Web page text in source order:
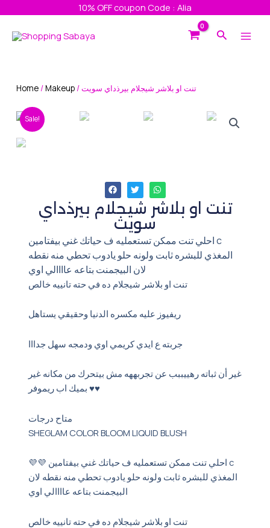
content
10% OFF coupon Code : Alia
Search
تنت او بلاشر شيجلام بيرذداي
سويت
احلي تنت ممكن تستعمليه ف حياتك غني بيفتامين c
المغذي للبشره ثابت ولونه حلو يادوب تحطي منه نقطه
لان البيجمنت بتاعه عاااالي اوي
تنت او بلاشر شيجلام ده في حته تانييه خالص
ريفيوز عليه مكسره الدنيا وحقيقي يستاهل
جربته ع ايدي كريمي اوي ودمجه سهل جدااا
غير أن ثباته رهييببب عن تجربههه مش بيتحرك من مكانه غير
بميك اب ريموفر ♥️♥️
متاح درجات
SHEGLAM COLOR BLOOM LIQUID BLUSH
💜💜 احلي تنت ممكن تستعمليه ف حياتك غني بيفتامين c
المغذي للبشره ثابت ولونه حلو يادوب تحطي منه نقطه لان
البيجمنت بتاعه عاااالي اوي
تنت او بلاشر شيجلام ده في حته تانييه خالص
Home/Makeup / تنت او بلاشر شيجلام بيرذداي سويت
Sale!